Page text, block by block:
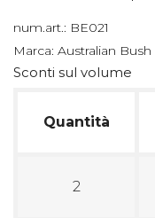
num.art.: BE021
Marca: Australian
Sconti sul volume
Quantità
2